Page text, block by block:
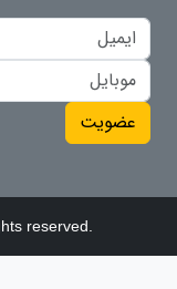
عضویت
reserved.